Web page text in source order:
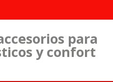
para
y confort